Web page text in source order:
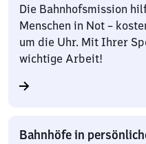
Die Bahnhofsmission
Menschen in Not –
um die Uhr. Mit Ihrer
wichtige Arbeit!
Bahnhöfe in